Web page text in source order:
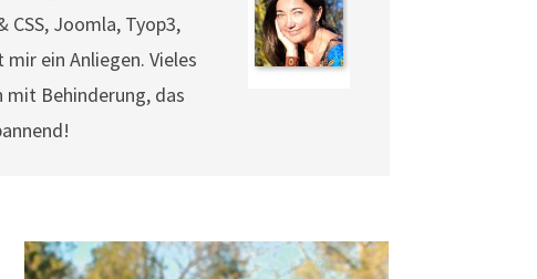
Joomla, Tyop3,
ein Anliegen. Vieles
mit Behinderung, das